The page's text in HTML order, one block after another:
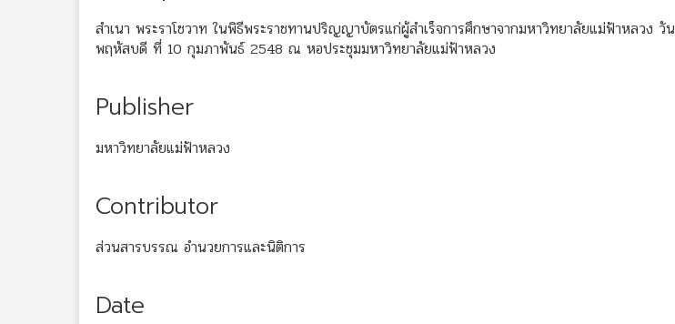
สำเนา พระราโชวาท ในพิธีพระราชทานปริญญาบัตรแก่ผู้สำเร็จการศึกษาจากมหาวิทยาลัยแม่ฟ้าหลวง วัน
พฤหัสบดี ที่ 10 กุมภาพันธ์ 2548 ณ หอประชุมมหาวิทยาลัยแม่ฟ้าหลวง
Publisher
มหาวิทยาลัยแม่ฟ้าหลวง
Contributor
ส่วนสารบรรณ อำนวยการและนิติการ
Date